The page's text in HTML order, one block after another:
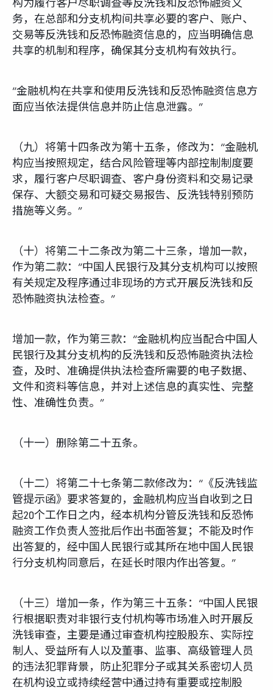
构为履行客户尽职调查等反洗钱和反恐怖融资义
务，在总部和分支机构间共享必要的客户、账户、
交易等反洗钱和反恐怖融资信息的，应当明确信息
共享的机制和程序，确保其分支机构有效执行。
“金融机构在共享和使用反洗钱和反恐怖融资信息方
面应当依法提供信息并防止信息泄露。”
（九）将第十四条改为第十五条，修改为：“金融机
构应当按照规定，结合风险管理等内部控制制度要
求，履行客户尽职调查、客户身份资料和交易记录
保存、大额交易和可疑交易报告、反洗钱特别预防
措施等义务。”
（十）将第二十二条改为第二十三条，增加一款，
作为第二款：“中国人民银行及其分支机构可以按照
有关规定及程序通过非现场的方式开展反洗钱和反
恐怖融资执法检查。”
增加一款，作为第三款：“金融机构应当配合中国人
民银行及其分支机构的反洗钱和反恐怖融资执法检
查，及时、准确提供执法检查所需要的电子数据、
文件和资料等信息，并对上述信息的真实性、完整
性、准确性负责。”
（十一）删除第二十五条。
（十二）将第二十七条第二款修改为：“《反洗钱监
管提示函》要求答复的，金融机构应当自收到之日
起20个工作日之内，经本机构分管反洗钱和反恐怖
融资工作负责人签批后作出书面答复；不能及时作
出答复的，经中国人民银行或其所在地中国人民银
行分支机构同意后，在延长时限内作出答复。”
（十三）增加一条，作为第三十五条：“中国人民银
行根据职责对非银行支付机构等市场准入时开展反
洗钱审查，主要是通过审查机构控股股东、实际控
制人、受益所有人以及董事、监事、高级管理人员
的违法犯罪背景，防止犯罪分子或其关系密切人员
在机构设立或持续经营中通过持有重要或控制股